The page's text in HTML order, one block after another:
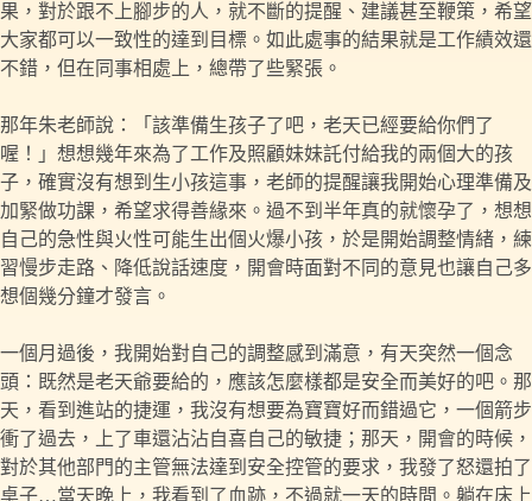
果，對於跟不上腳步的人，就不斷的提醒、建議甚至鞭策，希望
大家都可以一致性的達到目標。如此處事的結果就是工作績效還
不錯，但在同事相處上，總帶了些緊張。
那年朱老師說：「該準備生孩子了吧，老天已經要給你們了
喔！」想想幾年來為了工作及照顧妹妹託付給我的兩個大的孩
子，確實沒有想到生小孩這事，老師的提醒讓我開始心理準備及
加緊做功課，希望求得善緣來。過不到半年真的就懷孕了，想想
自己的急性與火性可能生出個火爆小孩，於是開始調整情緒，練
習慢步走路、降低說話速度，開會時面對不同的意見也讓自己多
想個幾分鐘才發言。
一個月過後，我開始對自己的調整感到滿意，有天突然一個念
頭：既然是老天爺要給的，應該怎麼樣都是安全而美好的吧。那
天，看到進站的捷運，我沒有想要為寶寶好而錯過它，一個箭步
衝了過去，上了車還沾沾自喜自己的敏捷；那天，開會的時候，
對於其他部門的主管無法達到安全控管的要求，我發了怒還拍了
桌子…當天晚上，我看到了血跡，不過就一天的時間。躺在床上